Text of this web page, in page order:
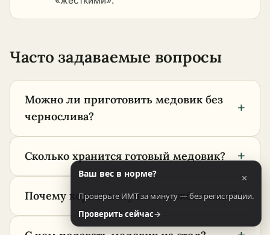
Часто задаваемые вопросы
Можно ли приготовить медовик без
чернослива?
+
Сколько хранится готовый медовик? +
Почему коржи получились жёсткими?+
Ваш вес в норме? ×
Проверьте ИМТ за минуту — без регистрации.
Проверить сейчас→